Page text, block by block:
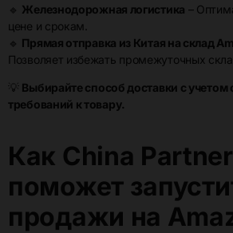
🔹 Железнодорожная логистика –
цене и срокам.
🔹 Прямая отправка из Китая на склад
Позволяет избежать промежуточных
💡 Выбирайте способ доставки с учетом
требований к товару.
Как China Partner
поможет
продажи на